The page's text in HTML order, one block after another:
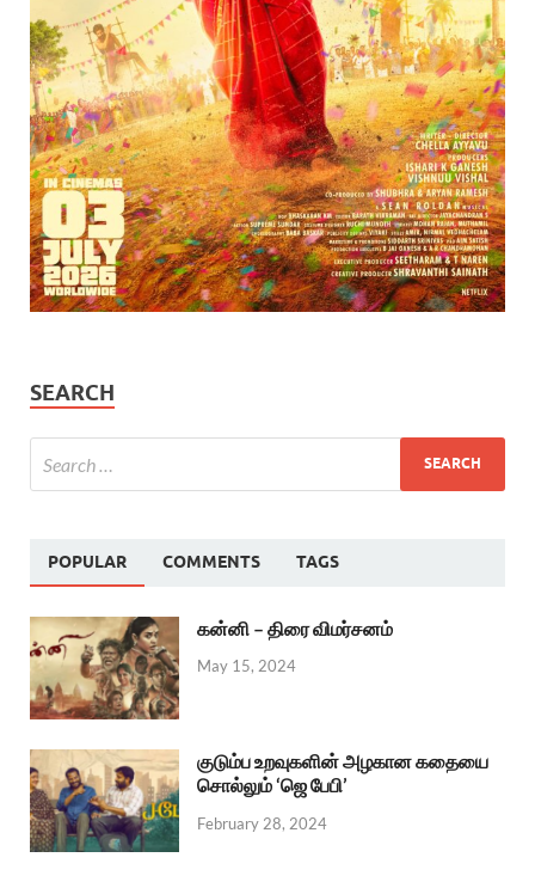
SEARCH
POPULAR COMMENTS TAGS
கன்னி – திரை விமர்சனம்
May 15, 2024
குடும்ப உறவுகளின் அழகான கதையை
சொல்லும் ‘ஜெ பேபி’
February 28, 2024